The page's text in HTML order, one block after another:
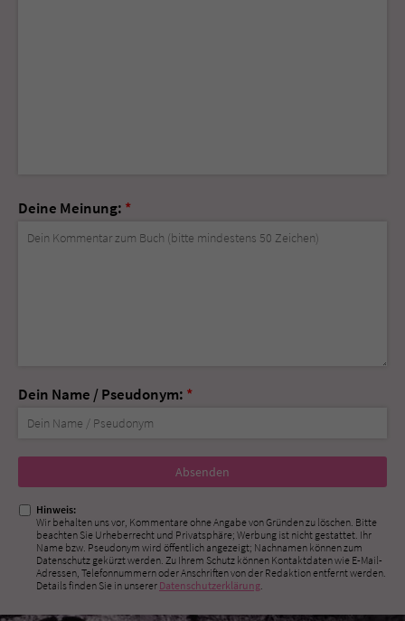
Deine Meinung: *
Dein Name / Pseudonym: *
Nicht
ausfüllen!
Hinweis:
Wir behalten uns vor, Kommentare ohne Angabe von Gründen zu löschen. Bitte
beachten Sie Urheberrecht und Privatsphäre; Werbung ist nicht gestattet. Ihr
Name bzw. Pseudonym wird öffentlich angezeigt; Nachnamen können zum
Datenschutz gekürzt werden. Zu Ihrem Schutz können Kontaktdaten wie E-Mail-
Adressen, Telefonnummern oder Anschriften von der Redaktion entfernt werden.
Details finden Sie in unserer Datenschutzerklärung